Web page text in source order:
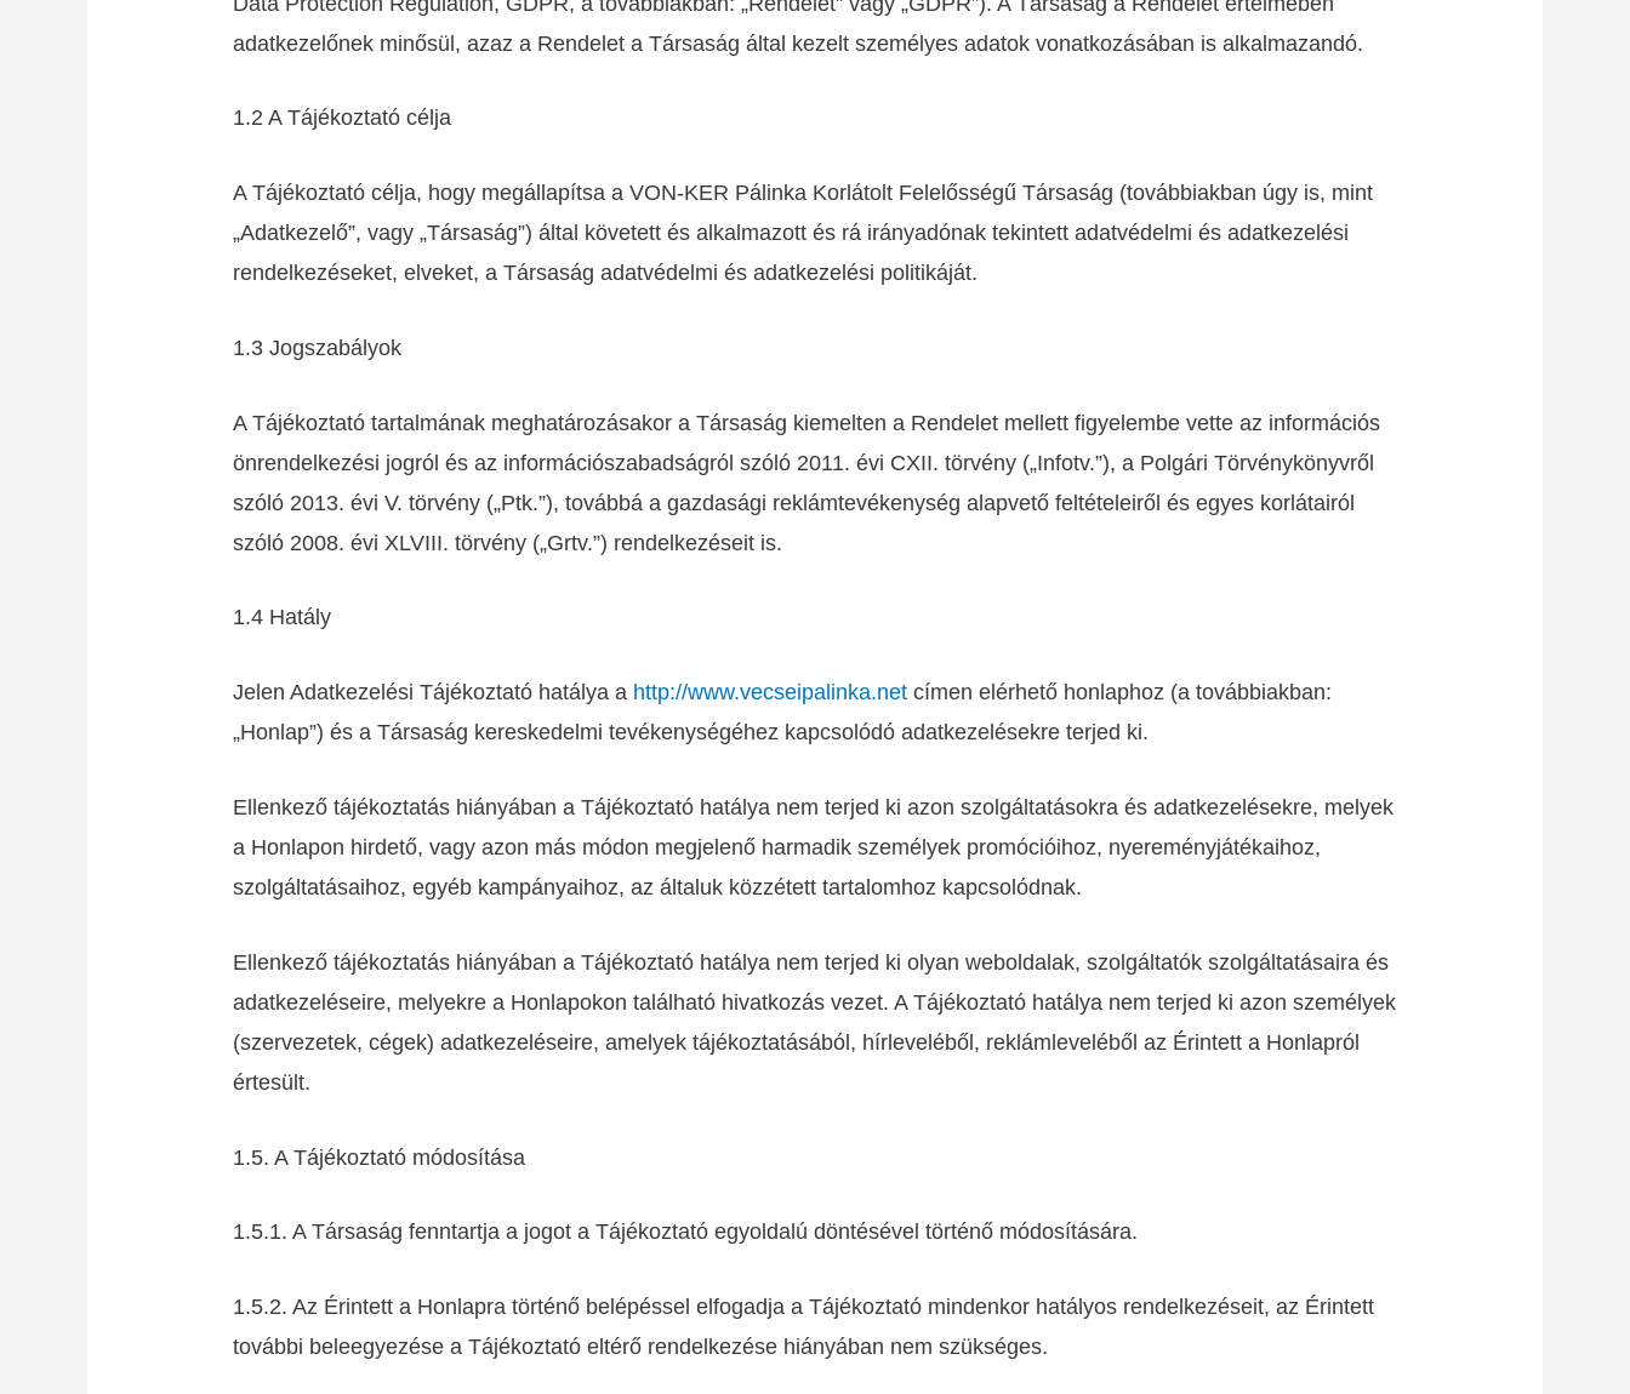
adatkezelőnek minősül, azaz a Rendelet a Társaság által kezelt személyes adatok vonatkozásában is alkalmazandó.
1.2 A Tájékoztató célja
A Tájékoztató célja, hogy megállapítsa a VON-KER Pálinka Korlátolt Felelősségű Társaság (továbbiakban úgy is, mint
„Adatkezelő”, vagy „Társaság”) által követett és alkalmazott és rá irányadónak tekintett adatvédelmi és adatkezelési
rendelkezéseket, elveket, a Társaság adatvédelmi és adatkezelési politikáját.
1.3 Jogszabályok
A Tájékoztató tartalmának meghatározásakor a Társaság kiemelten a Rendelet mellett figyelembe vette az információs
önrendelkezési jogról és az információszabadságról szóló 2011. évi CXII. törvény („Infotv.”), a Polgári Törvénykönyvről
szóló 2013. évi V. törvény („Ptk.”), továbbá a gazdasági reklámtevékenység alapvető feltételeiről és egyes korlátairól
szóló 2008. évi XLVIII. törvény („Grtv.”) rendelkezéseit is.
1.4 Hatály
Jelen Adatkezelési Tájékoztató hatálya a http://www.vecseipalinka.net címen elérhető honlaphoz (a továbbiakban:
„Honlap”) és a Társaság kereskedelmi tevékenységéhez kapcsolódó adatkezelésekre terjed ki.
Ellenkező tájékoztatás hiányában a Tájékoztató hatálya nem terjed ki azon szolgáltatásokra és adatkezelésekre, melyek
a Honlapon hirdető, vagy azon más módon megjelenő harmadik személyek promócióihoz, nyereményjátékaihoz,
szolgáltatásaihoz, egyéb kampányaihoz, az általuk közzétett tartalomhoz kapcsolódnak.
Ellenkező tájékoztatás hiányában a Tájékoztató hatálya nem terjed ki olyan weboldalak, szolgáltatók szolgáltatásaira és
adatkezeléseire, melyekre a Honlapokon található hivatkozás vezet. A Tájékoztató hatálya nem terjed ki azon személyek
(szervezetek, cégek) adatkezeléseire, amelyek tájékoztatásából, hírleveléből, reklámleveléből az Érintett a Honlapról
értesült.
1.5. A Tájékoztató módosítása
1.5.1. A Társaság fenntartja a jogot a Tájékoztató egyoldalú döntésével történő módosítására.
1.5.2. Az Érintett a Honlapra történő belépéssel elfogadja a Tájékoztató mindenkor hatályos rendelkezéseit, az Érintett
további beleegyezése a Tájékoztató eltérő rendelkezése hiányában nem szükséges.